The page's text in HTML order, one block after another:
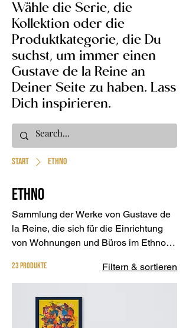
Wähle die Serie, die
Kollektion oder die
Produktkategorie, die Du
suchst, um immer einen
Gustave de la Reine an
Deiner Seite zu haben. Lass
Dich inspirieren.
Start Ethno
Ethno
Sammlung der Werke von Gustave de
la Reine, die sich für die Einrichtung
von Wohnungen und Büros im Ethno-
eine einzigartige...
23 Produkte Filtern & sortieren